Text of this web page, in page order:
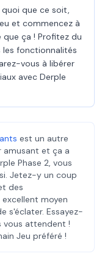
quoi que ce soit,
et commencez à
que ça ! Profitez du
fonctionnalités
vous à libérer
avec Derple
est un autre
amusant et ça a
Phase 2, vous
Jetez-y un coup
des
moyen
s'éclater. Essayez-
vous attendent !
Jeu préféré !